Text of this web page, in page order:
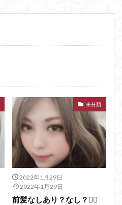
未分類
2022年1月29日
2022年1月29日
前髪なしあり？なし？💇‍♀️